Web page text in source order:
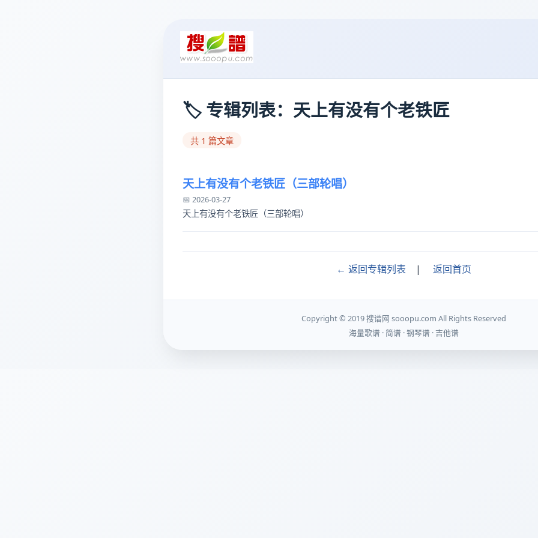
🏷️ 专辑列表：天上有没有个老铁匠
共 1 篇文章
天上有没有个老铁匠（三部轮唱）
📅 2026-03-27
天上有没有个老铁匠（三部轮唱）
← 返回专辑列表 | 返回首页
Copyright © 2019 搜谱网 sooopu.com All Rights Reserved
海量歌谱 · 简谱 · 钢琴谱 · 吉他谱